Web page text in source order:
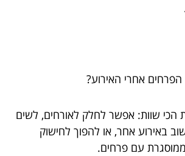
אחרי האירוע?
הכי שוות: אפשר לחלק לאורחים, לשים
באירוע אחר, או להפוך לחישוק
עם פרחים.